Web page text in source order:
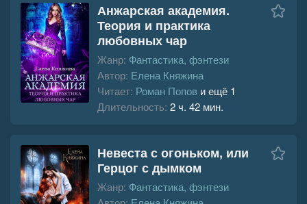
Анжарская академия.
Теория и практика
любовных чар
Жанр: Фантастика, фэнтези
Автор: Елена Княжина
Читает: Роман Попов и ещё 1
Длительность: 2 ч. 42 мин.
Невеста с огоньком, или
Герцог с дымком
Жанр: Фантастика, фэнтези